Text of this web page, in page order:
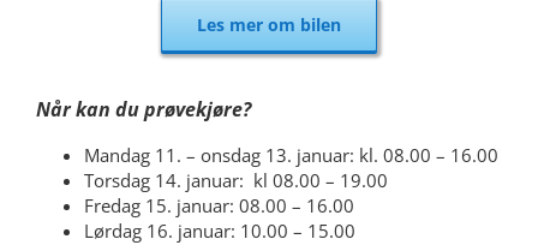
Les mer om bilen
Når kan du prøvekjøre?
Mandag 11. – onsdag 13. januar: kl. 08.00 – 16.00
Torsdag 14. januar: kl 08.00 – 19.00
Fredag 15. januar: 08.00 – 16.00
Lørdag 16. januar: 10.00 – 15.00